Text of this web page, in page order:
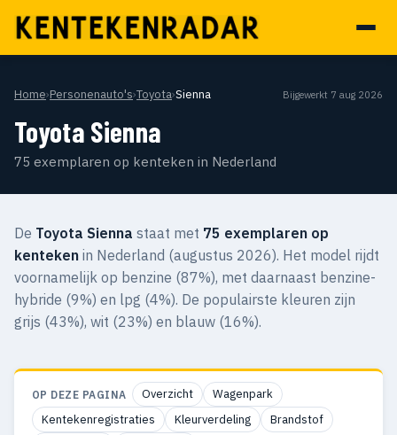
Home›Personenauto's›Toyota›Sienna Bijgewerkt 7 aug 2026
Toyota Sienna
75 exemplaren op kenteken in Nederland
De Toyota Sienna staat met 75 exemplaren op
kenteken in Nederland (augustus 2026). Het model rijdt
voornamelijk op benzine (87%), met daarnaast benzine-
hybride (9%) en lpg (4%). De populairste kleuren zijn
grijs (43%), wit (23%) en blauw (16%).
OP DEZE PAGINA Overzicht
Wagenpark
Kentekenregistraties
Kleurverdeling
Brandstof